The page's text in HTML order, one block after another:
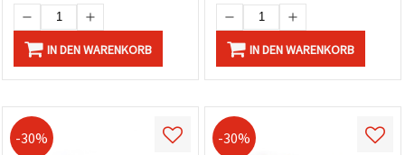
IN DEN WARENKORB IN DEN WARENKORB
-30% -30%